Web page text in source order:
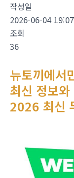
작성일
2026-06-04 19:07
조회
36
뉴토끼에서
최신 정보
2026 최신